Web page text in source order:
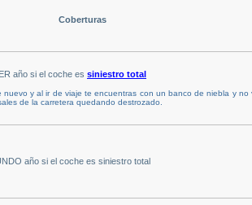
Coberturas
año si el coche es siniestro total
nuevo y al ir de viaje te encuentras con un banco de niebla y no
de la carretera quedando destrozado.
año si el coche es siniestro total